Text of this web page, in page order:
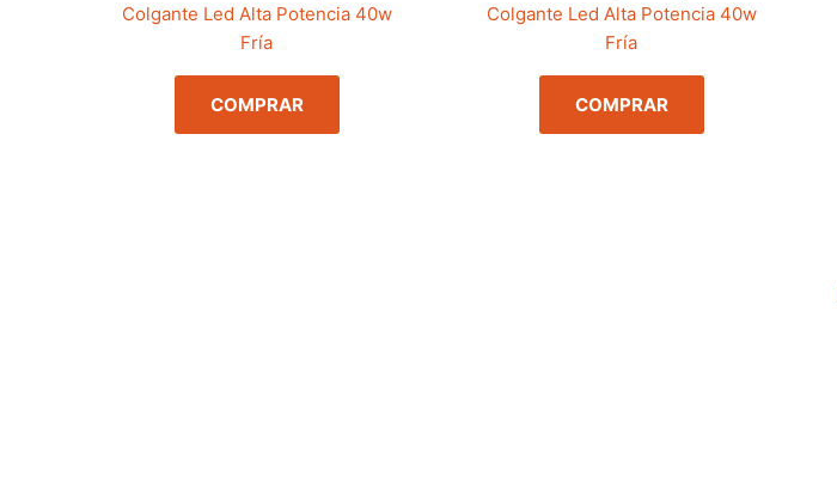
Colgante Led Alta Potencia 40w
Fría
COMPRAR
Colgante Led Alta Potencia 40w
Fría
COMPRAR